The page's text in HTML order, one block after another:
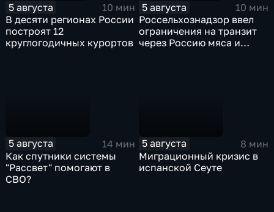
5 августа
10 мин
В десяти регионах России
построят 12
круглогодичных курортов
5 августа
10 мин
Россельхознадзор ввел
ограничения на транзит
через Россию мяса и
5 августа
14 мин
Как спутники системы
"Рассвет" помогают в
СВО?
5 августа
8 мин
Миграционный кризис в
испанской Сеуте